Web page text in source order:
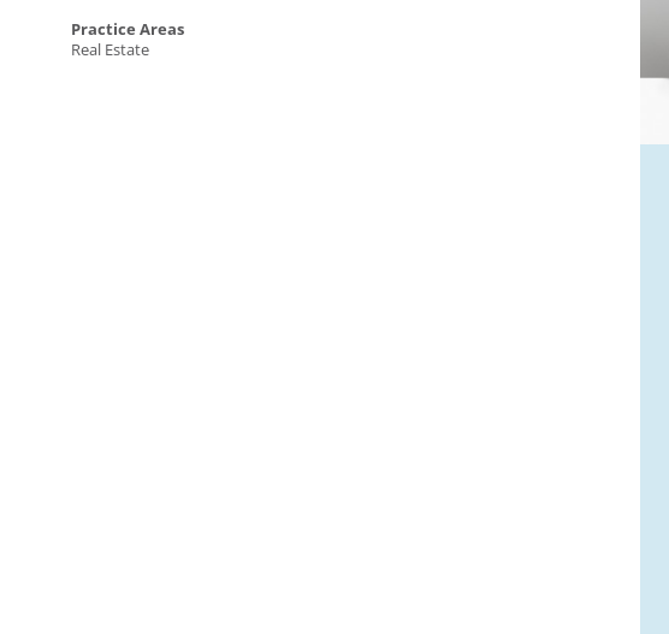
Practice Areas
Real Estate